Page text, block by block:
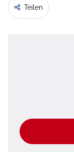
Teilen